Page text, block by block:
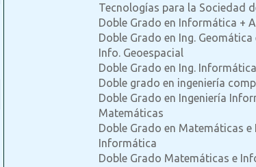
Tecnologías para la Sociedad
Doble Grado en Informática +
Doble Grado en Ing.
Info. Geoespacial
Doble Grado en Ing.
Doble grado en ingeniería
Doble Grado en Ingeniería
Matemáticas
Doble Grado en Matemáticas e
Informática
Doble Grado Matemáticas e